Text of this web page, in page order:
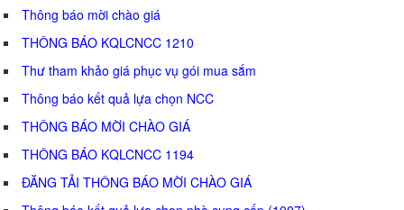
Thông báo mời chào giá
THÔNG BÁO KQLCNCC 1210
Thư tham khảo giá phục vụ gói mua sắm
Thông báo kết quả lựa chọn NCC
THÔNG BÁO MỜI CHÀO GIÁ
THÔNG BÁO KQLCNCC 1194
ĐĂNG TẢI THÔNG BÁO MỜI CHÀO GIÁ